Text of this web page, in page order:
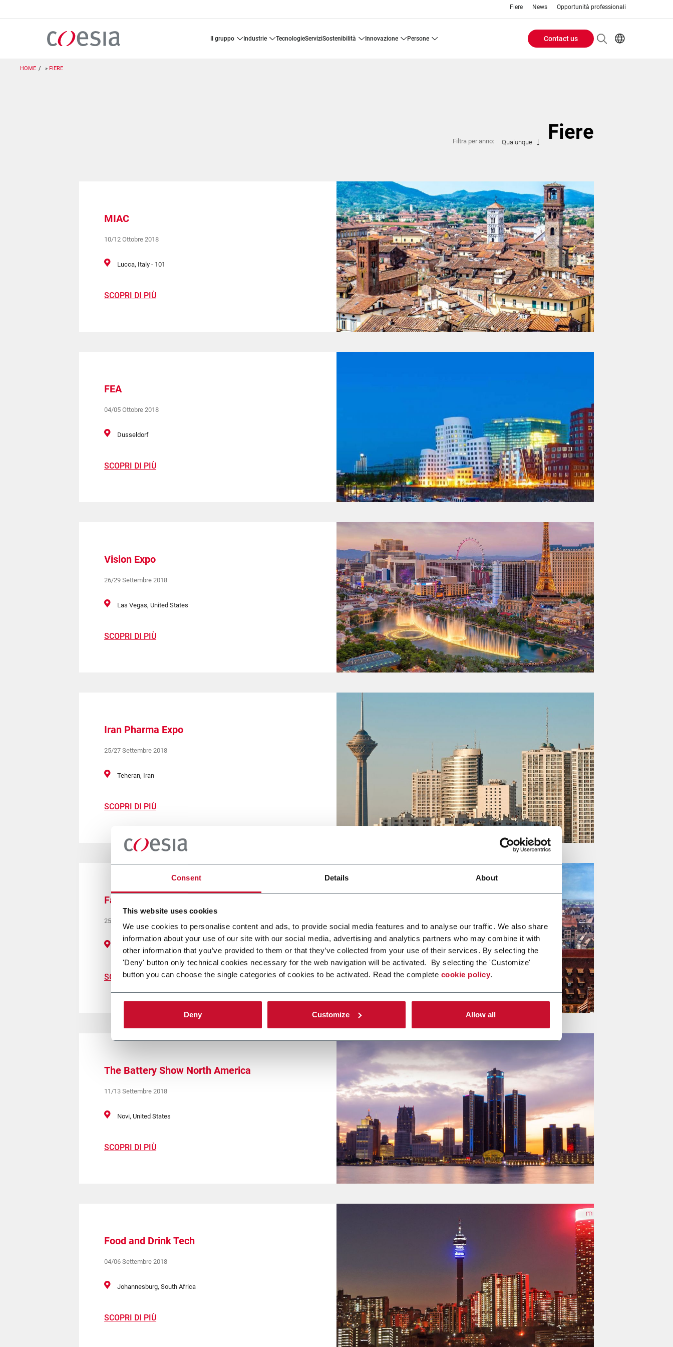
Consent Details About
This website uses cookies
We use cookies to personalise content and ads, to provide social media features and to analyse our traffic. We also share
information about your use of our site with our social media, advertising and analytics partners who may combine it with
other information that you’ve provided to them or that they’ve collected from your use of their services. By selecting the
'Deny' button only technical cookies necessary for the web navigation will be activated. By selecting the 'Customize'
button you can choose the single categories of cookies to be activated. Read the complete cookie policy.
Deny Customize Allow all
Fiere News Opportunità professionali
il gruppo industrie tecnologie servizi sostenibilità innovazione persone
Header
Contact us
HOME FIERE
Fiere
Filtra per anno: Qualunque
MIAC
10/12 Ottobre 2018
Lucca, Italy - 101
SCOPRI DI PIÙ
FEA
04/05 Ottobre 2018
Dusseldorf
SCOPRI DI PIÙ
Vision Expo
26/29 Settembre 2018
Las Vegas, United States
SCOPRI DI PIÙ
Iran Pharma Expo
25/27 Settembre 2018
Teheran, Iran
SCOPRI DI PIÙ
FachPack
25/27 Settembre 2018
Nuremberg, Germany
SCOPRI DI PIÙ
The Battery Show North America
11/13 Settembre 2018
Novi, United States
SCOPRI DI PIÙ
Food and Drink Tech
04/06 Settembre 2018
Johannesburg, South Africa
SCOPRI DI PIÙ